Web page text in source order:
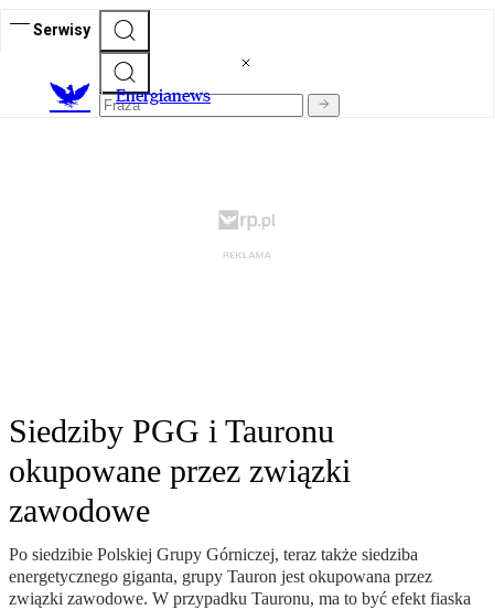
Serwisy
Energianews
Siedziby PGG i Tauronu
okupowane przez związki
zawodowe
Po siedzibie Polskiej Grupy Górniczej, teraz także siedziba
energetycznego giganta, grupy Tauron jest okupowana przez
związki zawodowe. W przypadku Tauronu, ma to być efekt fiaska